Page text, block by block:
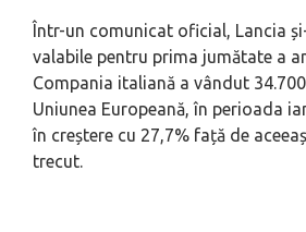
Într-un comunicat oficial, Lancia
valabile pentru prima jumătate a
Compania italiană a vândut
Uniunea Europeană, în perioada
în creștere cu 27,7% față de
trecut.